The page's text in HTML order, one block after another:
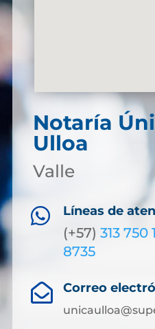
Notaría
Ulloa
Valle
 Líneas de
(+57) 313 750
8735
 Correo